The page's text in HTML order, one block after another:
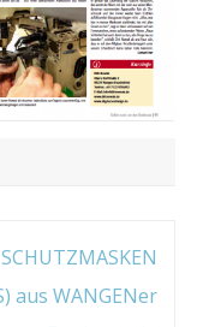
SCHUTZMASKEN
aus WANGENer